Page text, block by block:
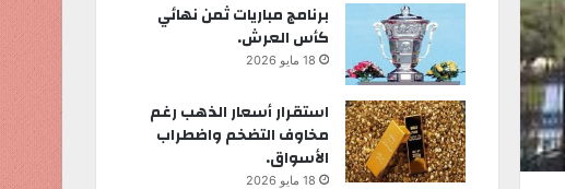
برنامج مباريات ثمن نهائي
كأس العرش.
18 مايو 2026
استقرار أسعار الذهب رغم
مخاوف التضخم واضطراب
الأسواق.
18 مايو 2026